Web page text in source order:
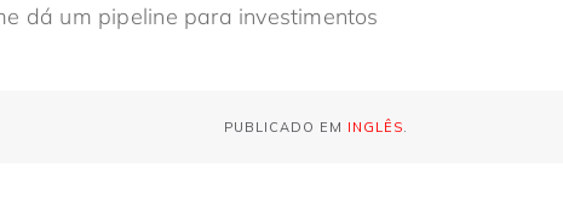
dá um pipeline para investimentos
PUBLICADO EM INGLÊS.